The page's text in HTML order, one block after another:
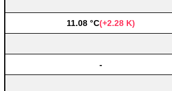
11.08 °C(+2.28 K)
-